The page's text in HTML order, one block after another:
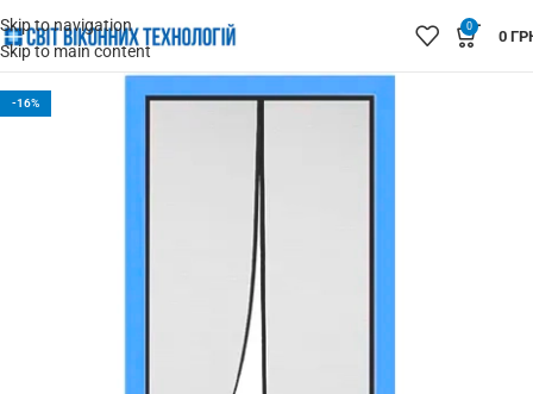
Skip to navigation
Skip to main content
0
0
-16%